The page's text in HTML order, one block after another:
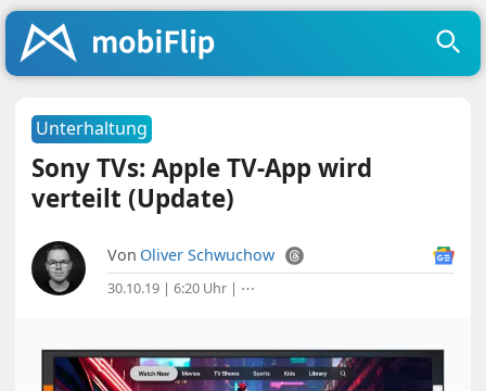
Unterhaltung
Sony TVs: Apple TV-App wird
verteilt (Update)
Von Oliver Schwuchow
30.10.19 | 6:20 Uhr | ⋯